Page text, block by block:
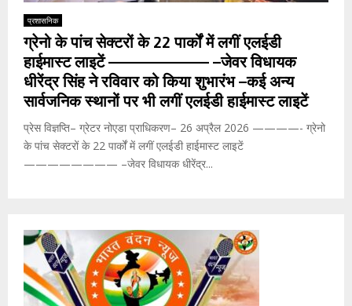
प्रशासनिक
ग्रेनो के पांच सेक्टरों के 22 पार्कों में लगीं एलईडी
हाईमास्ट लाइटें ———————— –जेवर विधायक
धीरेंद्र सिंह ने रविवार को किया शुभारंभ –कई अन्य
सार्वजनिक स्थानों पर भी लगीं एलईडी हाईमास्ट लाइटें
प्रेस विज्ञप्ति– ग्रेटर नोएडा प्राधिकरण– 26 अप्रैल 2026 ————- ग्रेनो
के पांच सेक्टरों के 22 पार्कों में लगीं एलईडी हाईमास्ट लाइटें
———————— –जेवर विधायक धीरेंद्र...